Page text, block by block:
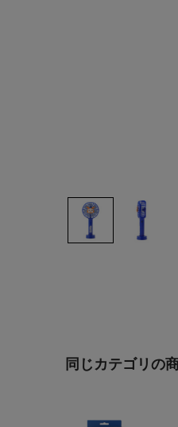
同じカテゴリの